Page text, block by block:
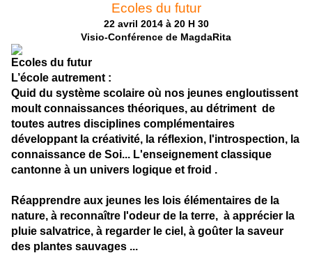
Ecoles du futur
22 avril 2014 à 20 H 30
Visio-Conférence de MagdaRita
Ecoles du futur
L’école autrement :
Quid du système scolaire où nos jeunes engloutissent
moult connaissances théoriques, au détriment de
toutes autres disciplines complémentaires
développant la créativité, la réflexion, l'introspection, la
connaissance de Soi... L'enseignement classique
cantonne à un univers logique et froid .
Réapprendre aux jeunes les lois élémentaires de la
nature, à reconnaître l'odeur de la terre, à apprécier la
pluie salvatrice, à regarder le ciel, à goûter la saveur
des plantes sauvages ...